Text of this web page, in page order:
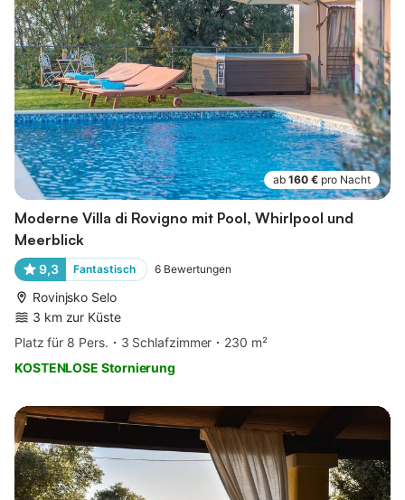
ab 160 € pro Nacht
Moderne Villa di Rovigno mit Pool, Whirlpool und
Meerblick
9,3 Fantastisch 6 Bewertungen
Rovinjsko Selo
3 km zur Küste
Platz für 8 Pers.
3 Schlafzimmer
230 m²
KOSTENLOSE Stornierung